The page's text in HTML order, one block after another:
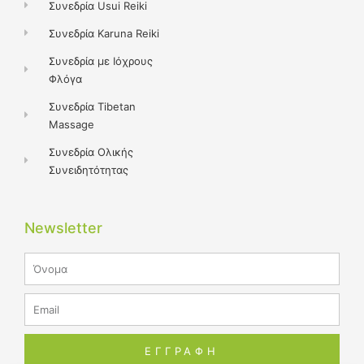
Συνεδρία Usui Reiki
Συνεδρία Karuna Reiki
Συνεδρία με Ιόχρους
Φλόγα
Συνεδρία Tibetan
Massage
Συνεδρία Ολικής
Συνειδητότητας
Newsletter
ΕΓΓΡΑΦΗ